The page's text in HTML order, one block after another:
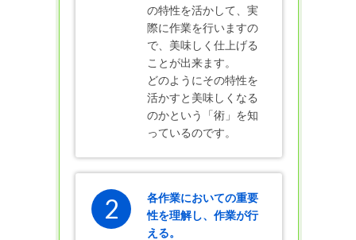
の特性を活かして、実
際に作業を行いますの
で、美味しく仕上げる
ことが出来ます。
どのようにその特性を
活かすと美味しくなる
のかという「術」を知
っているのです。
2
各作業においての重要
性を理解し、作業が行
える。